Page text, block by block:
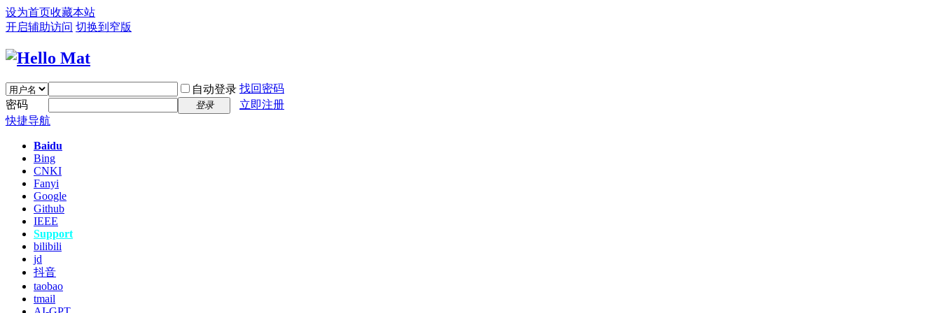
设为首页收藏本站
开启辅助访问 切换到窄版
自动登录 找回密码
密码
登录
立即注册
快捷导航
Baidu
Bing
CNKI
Fanyi
Google
Github
IEEE
Support
bilibili
jd
抖音
taobao
tmail